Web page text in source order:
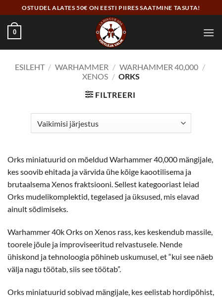
to
content
OSTUDEL ALATES 50€ ON EESTI PIIRES SAATMINE TASUTA!
0
ESILEHT / WARHAMMER / WARHAMMER 40,000 /
XENOS / ORKS
FILTREERI
Orks miniatuurid on mõeldud Warhammer 40,000 mängijale,
kes soovib ehitada ja värvida ühe kõige kaootilisema ja
brutaalsema Xenos fraktsiooni. Sellest kategooriast leiad
Orks mudelikomplektid, tegelased ja üksused, mis elavad
ainult sõdimiseks.
Warhammer 40k Orks on Xenos rass, kes keskendub massile,
toorele jõule ja improviseeritud relvastusele. Nende
ühiskond ja tehnoloogia põhineb uskumusel, et “kui see näeb
välja nagu töötab, siis see töötab”.
Orks miniatuurid sobivad mängijale, kes eelistab hordipõhist,